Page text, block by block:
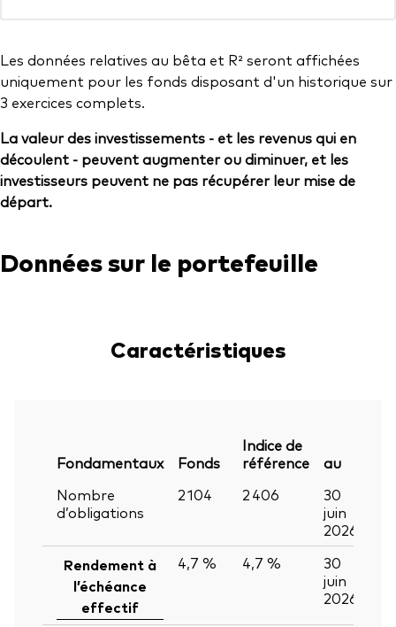
Les données relatives au bêta et R² seront affichées
uniquement pour les fonds disposant d'un historique sur
3 exercices complets.
La valeur des investissements - et les revenus qui en
découlent - peuvent augmenter ou diminuer, et les
investisseurs peuvent ne pas récupérer leur mise de
départ.
Données sur le portefeuille
Caractéristiques
Fondamentaux Fonds
Indice de
référence
au
Nombre
d’obligations
2 104 2 406
30
juin
2026
Rendement à
l’échéance
effectif
4,7 % 4,7 %
30
juin
2026